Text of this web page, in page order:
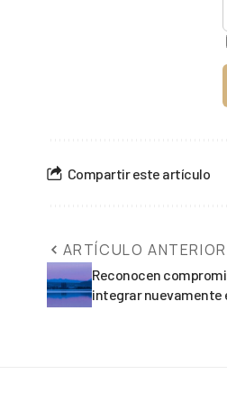
Compartir este artículo
ARTÍCULO ANTERIOR
Reconocen
integrar nuevamente